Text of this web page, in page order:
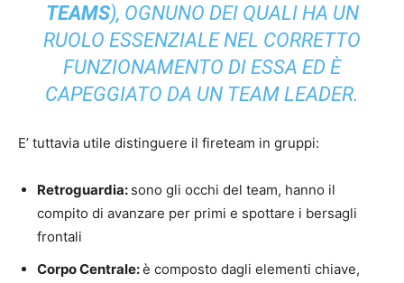
TEAMS), OGNUNO DEI QUALI HA UN
RUOLO ESSENZIALE NEL CORRETTO
FUNZIONAMENTO DI ESSA ED È
CAPEGGIATO DA UN TEAM LEADER.
E’ tuttavia utile distinguere il fireteam in gruppi:
Retroguardia: sono gli occhi del team, hanno il
compito di avanzare per primi e spottare i bersagli
frontali
Corpo Centrale:è composto dagli elementi chiave,